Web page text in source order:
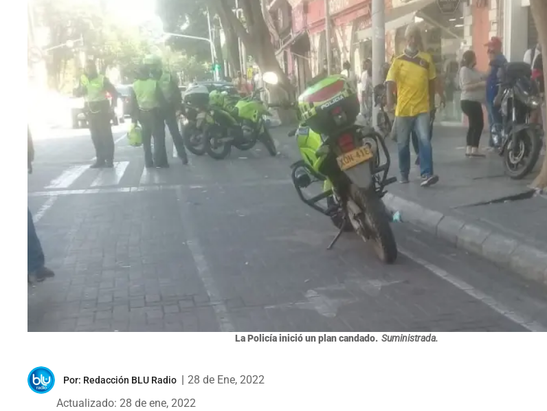
La Policía inició un plan candado. Suministrada.
Por: Redacción BLU Radio
28 de Ene, 2022
Actualizado: 28 de ene, 2022